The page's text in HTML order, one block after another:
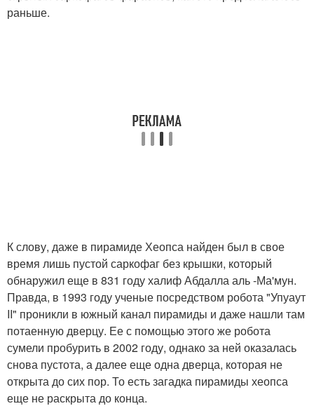
раньше.
К слову, даже в пирамиде Хеопса найден был в свое
время лишь пустой саркофаг без крышки, который
обнаружил еще в 831 году халиф Абдалла аль -Ма'мун.
Правда, в 1993 году ученые посредством робота "Упуаут
II" проникли в южный канал пирамиды и даже нашли там
потаенную дверцу. Ее с помощью этого же робота
сумели пробурить в 2002 году, однако за ней оказалась
снова пустота, а далее еще одна дверца, которая не
открыта до сих пор. То есть загадка пирамиды хеопса
еще не раскрыта до конца.